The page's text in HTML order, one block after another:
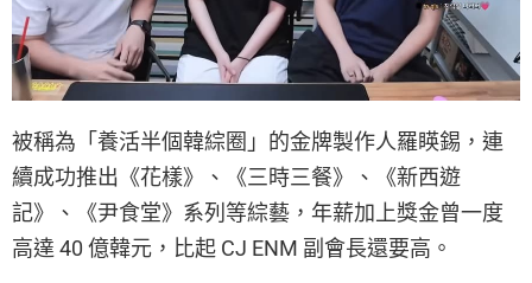
被稱為「養活半個韓綜圈」的金牌製作人羅䁐錫，連
續成功推出《花樣》、《三時三餐》、《新西遊
記》、《尹食堂》系列等綜藝，年薪加上獎金曾一度
高達 40 億韓元，比起 CJ ENM 副會長還要高。